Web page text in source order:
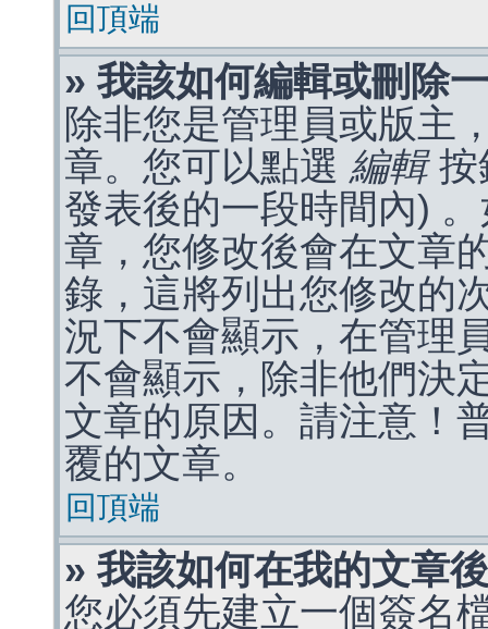
回頂端
» 我該如何編輯或刪除
除非您是管理員或版主
章。您可以點選 編輯按
發表後的一段時間內)
章，您修改後會在文章
錄，這將列出您修改的
況下不會顯示，在管理
不會顯示，除非他們決
文章的原因。請注意！
覆的文章。
回頂端
» 我該如何在我的文章
您必須先建立一個簽名